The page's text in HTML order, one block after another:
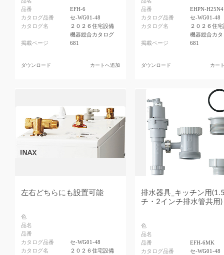
品番
EFH-6
カタログ品番
セ-WG01-48
カタログ名
２０２６住宅設備
機器総合カタログ
掲載ページ
681
ダウンロード カートへ追加
品番
EHPN-H25N4
カタログ品番
セ-WG01-48
カタログ名
２０２６住
機器総合カ
掲載ページ
681
ダウンロード カー
左右どちらにも設置可能
色
品名
品番
カタログ品番
セ-WG01-48
カタログ名
２０２６住宅設備
排水器具_キッチン用
チ・2インチ排水管共用)
色
品名
品番
EFH-6MK
カタログ品番
セ-WG01-48